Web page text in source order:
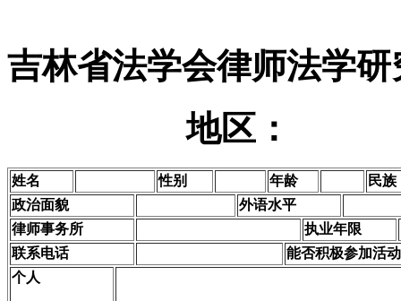
吉林省法学会律师法学
地区：
姓名 性别 年龄
民族
政治面貌
外语水平
律师事务所
执业年限
联系电话
能否积极参加活动
个人